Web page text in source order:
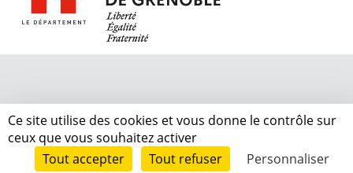
Ce site utilise des cookies et vous donne le contrôle sur
ceux que vous souhaitez activer
Tout accepter
Tout refuser Personnaliser